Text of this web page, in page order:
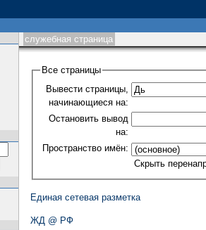
служебная страница
Все страницы
Вывести страницы,
начинающиеся на:
Остановить вывод
на:
Пространство имён:
Скрыть
Единая сетевая разметка
ЖД @ РФ